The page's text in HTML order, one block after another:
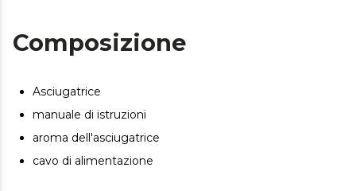
UV Care: Sfrutta la tecnologia della luce ultravioletta per
sterilizzare efficacemente la biancheria, garantendo
La rotazione bidirezionale del cestello previene gli
bucato in modo più uniforme durante il ciclo. In questo
modo si ottengono meno rughe e risultati più
omogenei.
Composizione
Asciugatrice
manuale di istruzioni
aroma dell'asciugatrice
cavo di alimentazione